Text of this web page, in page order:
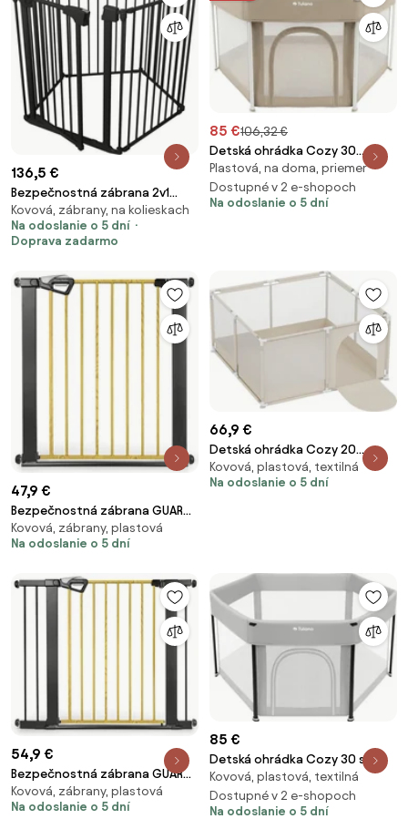
136,5 €
Bezpečnostná zábrana 2v1
Guardian 6.0 čierna
Kovová, zábrany, na kolieskach
Na odoslanie o 5 dní
Doprava zadarmo
85 €106,32 €
Detská ohrádka Cozy 30
béžová
Plastová, na doma, priemer
Dostupné v 2 e-shopoch
Na odoslanie o 5 dní
47,9 €
Bezpečnostná zábrana GUARDY
čierna / prírodná
Kovová, zábrany, plastová
Na odoslanie o 5 dní
66,9 €
Detská ohrádka Cozy 20
béžová
Kovová, plastová, textilná
Na odoslanie o 5 dní
54,9 €
Bezpečnostná zábrana GUARDY
104 s rozšírením, čierna /
prírodná
Kovová, zábrany, plastová
Na odoslanie o 5 dní
85 €
Detská ohrádka Cozy 30 sivá
Kovová, plastová, textilná
Dostupné v 2 e-shopoch
Na odoslanie o 5 dní